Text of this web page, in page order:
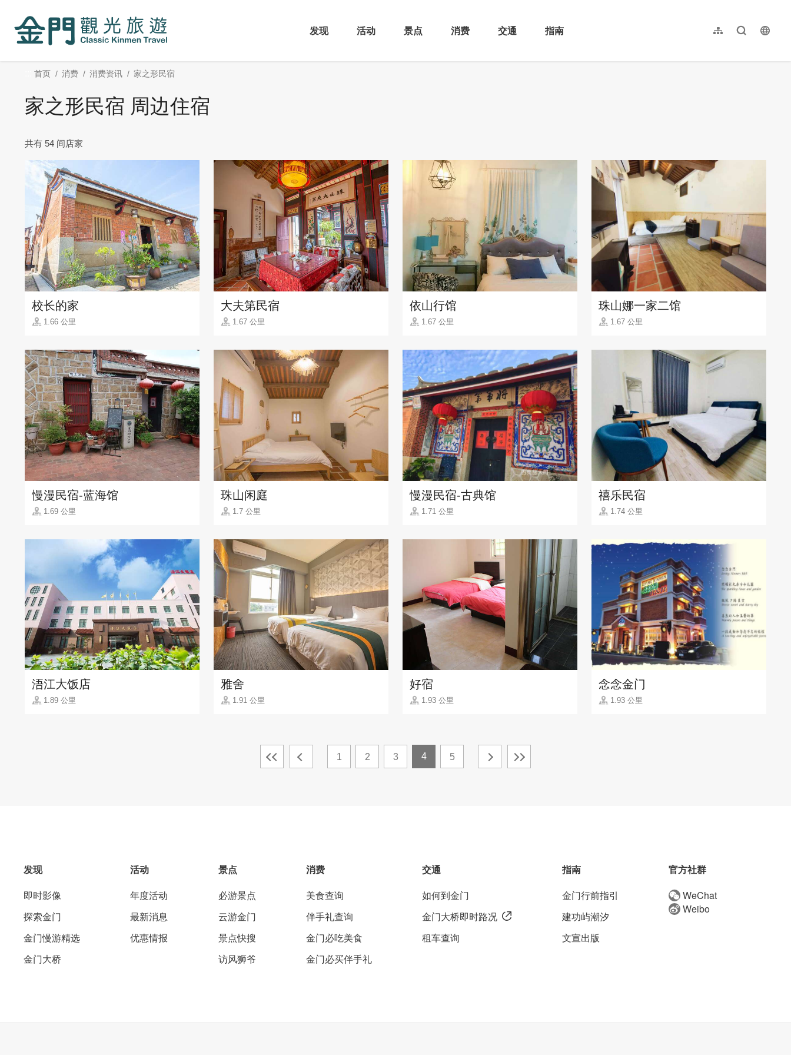
内
发现
活动 景点 消费 交通 指南 网站导览全文检索
繁體中文
首页 消费 消费资讯 家之形民宿
家之形民宿 周边住宿
共有 54 间店家
校长的家
1.66 公里
大夫第民宿
1.67 公里
依山行馆
1.67 公里
珠山娜一家二馆
1.67 公里
慢漫民宿-蓝海馆
1.69 公里
珠山闲庭
1.7 公里
慢漫民宿-古典馆
1.71 公里
禧乐民宿
1.74 公里
浯江大饭店
1.89 公里
雅舍
1.91 公里
好宿
1.93 公里
念念金门
1.93 公里
1 2 3 4 5
发现
即时影像
探索金门
金门慢游精选
金门大桥
活动
年度活动
最新消息
优惠情报
景点
必游景点
云游金门
景点快搜
访风狮爷
消费
美食查询
伴手礼查询
金门必吃美食
金门必买伴手礼
交通
如何到金门
金门大桥即时路况
租车查询
指南
金门行前指引
建功屿潮汐
文宣出版
官方社群
WeChat
Weibo